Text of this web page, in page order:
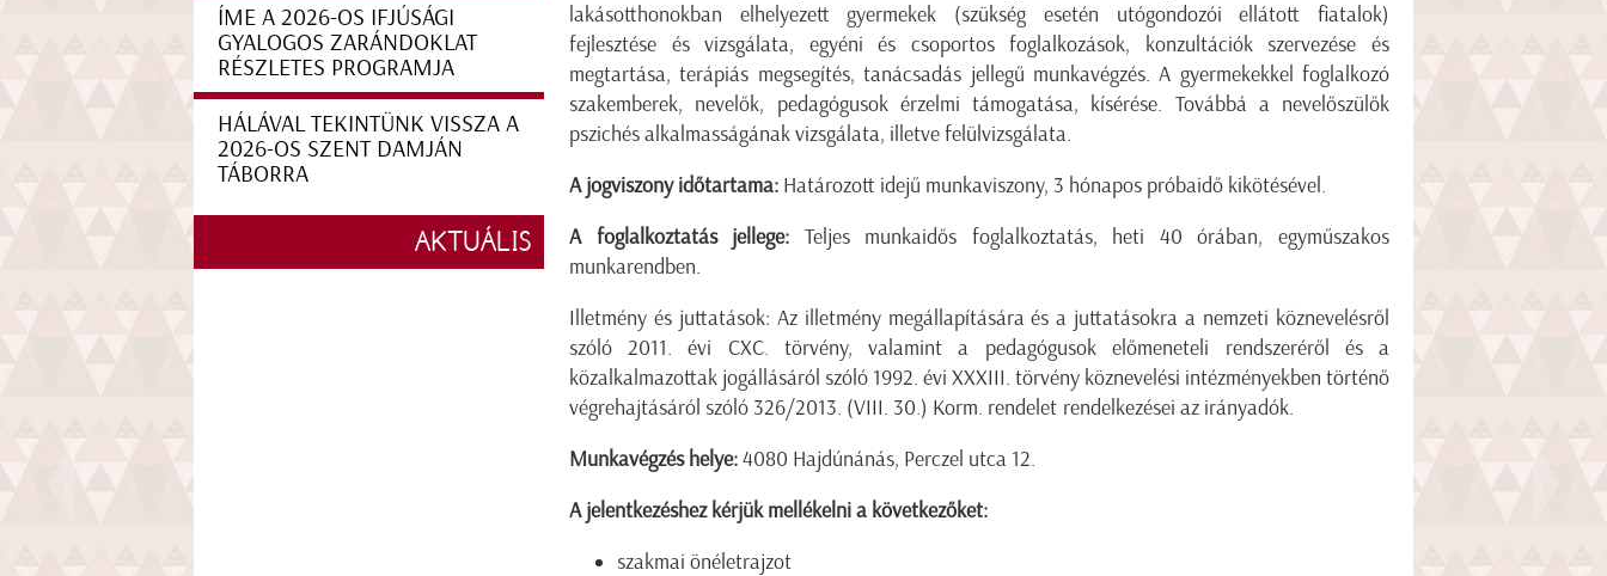
lakásotthonokban elhelyezett gyermekek (szükség esetén utógondozói ellátott fiatalok)
fejlesztése és vizsgálata, egyéni és csoportos foglalkozások, konzultációk szervezése és
megtartása, terápiás megsegítés, tanácsadás jellegű munkavégzés. A gyermekekkel foglalkozó
szakemberek, nevelők, pedagógusok érzelmi támogatása, kísérése. Továbbá a nevelőszülők
pszichés alkalmasságának vizsgálata, illetve felülvizsgálata.
A jogviszony időtartama: Határozott idejű munkaviszony, 3 hónapos próbaidő kikötésével.
A foglalkoztatás jellege: Teljes munkaidős foglalkoztatás, heti 40 órában, egyműszakos
munkarendben.
Illetmény és juttatások: Az illetmény megállapítására és a juttatásokra a nemzeti köznevelésről
szóló 2011. évi CXC. törvény, valamint a pedagógusok előmeneteli rendszeréről és a
közalkalmazottak jogállásáról szóló 1992. évi XXXIII. törvény köznevelési intézményekben történő
végrehajtásáról szóló 326/2013. (VIII. 30.) Korm. rendelet rendelkezései az irányadók.
Munkavégzés helye:4080 Hajdúnánás, Perczel utca 12.
A jelentkezéshez kérjük mellékelni a következőket:
szakmai önéletrajzot
ÍME A 2026-OS IFJÚSÁGI
GYALOGOS ZARÁNDOKLAT
RÉSZLETES PROGRAMJA
HÁLÁVAL TEKINTÜNK VISSZA A
2026-OS SZENT DAMJÁN
TÁBORRA
AKTUÁLIS